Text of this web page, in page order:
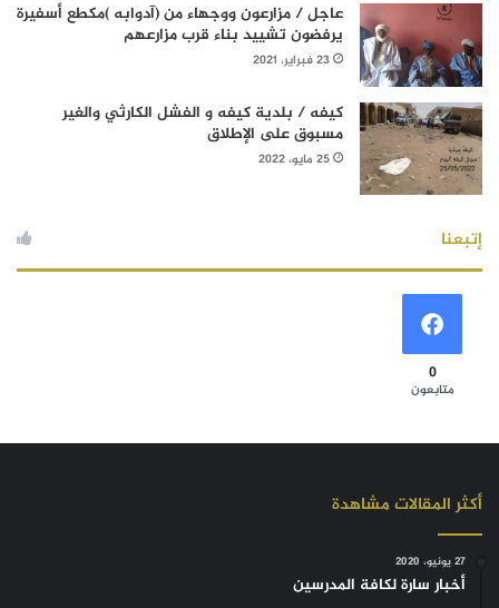
عاجل / مزارعون ووجهاء من (آدوابه )مكطع أسفيرة
يرفضون تشييد بناء قرب مزارعهم
23 فبراير، 2021
كيفه / بلدية كيفه و الفشل الكارثي والغير
مسبوق على الإطلاق
25 مايو، 2022
إتبعنا
0
متابعون
أكثر المقالات مشاهدة
27 يونيو، 2020
أخبار سارة لكافة المدرسين